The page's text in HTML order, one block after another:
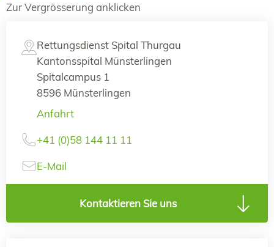
Zur Vergrösserung anklicken
Rettungsdienst Spital Thurgau
Kantonsspital Münsterlingen
Spitalcampus 1
8596 Münsterlingen
Anfahrt
+41 (0)58 144 11 11
E-Mail
Kontaktieren Sie uns